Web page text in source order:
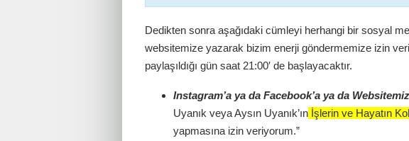
Dedikten sonra aşağıdaki cümleyi herhangi bir sosyal
websitemize yazarak bizim enerji göndermemize izin
paylaşıldığı gün saat 21:00′ de başlayacaktır.
Instagram’a ya da Facebook’a ya da
Uyanık veya Aysın Uyanık’ın İşlerin ve Hayatın
yapmasına izin veriyorum.”